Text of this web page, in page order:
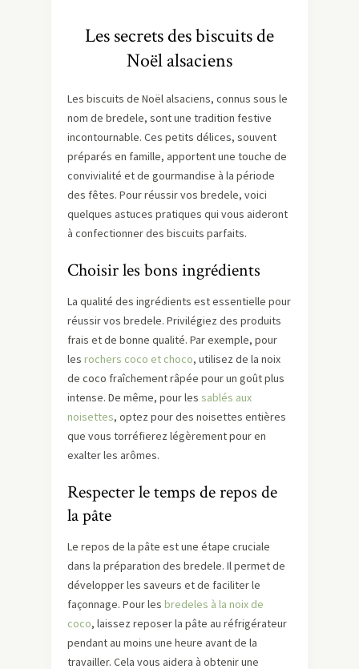
Les secrets des biscuits de
Noël alsaciens
Les biscuits de Noël alsaciens, connus sous le
nom de bredele, sont une tradition festive
incontournable. Ces petits délices, souvent
préparés en famille, apportent une touche de
convivialité et de gourmandise à la période
des fêtes. Pour réussir vos bredele, voici
quelques astuces pratiques qui vous aideront
à confectionner des biscuits parfaits.
Choisir les bons ingrédients
La qualité des ingrédients est essentielle pour
réussir vos bredele. Privilégiez des produits
frais et de bonne qualité. Par exemple, pour
les rochers coco et choco, utilisez de la noix
de coco fraîchement râpée pour un goût plus
intense. De même, pour les sablés aux
noisettes, optez pour des noisettes entières
que vous torréfierez légèrement pour en
exalter les arômes.
Respecter le temps de repos de
la pâte
Le repos de la pâte est une étape cruciale
dans la préparation des bredele. Il permet de
développer les saveurs et de faciliter le
façonnage. Pour les bredeles à la noix de
coco, laissez reposer la pâte au réfrigérateur
pendant au moins une heure avant de la
travailler. Cela vous aidera à obtenir une